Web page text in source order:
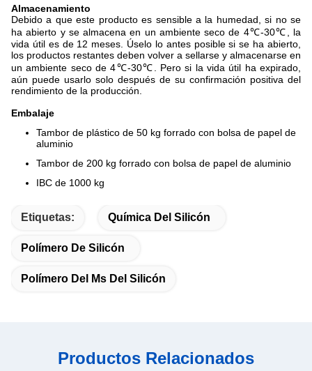
Almacenamiento
Debido a que este producto es sensible a la humedad, si no se
ha abierto y se almacena en un ambiente seco de 4℃-30℃, la
vida útil es de 12 meses. Úselo lo antes posible si se ha abierto,
los productos restantes deben volver a sellarse y almacenarse en
un ambiente seco de 4℃-30℃. Pero si la vida útil ha expirado,
aún puede usarlo solo después de su confirmación positiva del
rendimiento de la producción.
Embalaje
Tambor de plástico de 50 kg forrado con bolsa de papel de
aluminio
Tambor de 200 kg forrado con bolsa de papel de aluminio
IBC de 1000 kg
Etiquetas: Química Del Silicón
Polímero De Silicón
Polímero Del Ms Del Silicón
Productos Relacionados